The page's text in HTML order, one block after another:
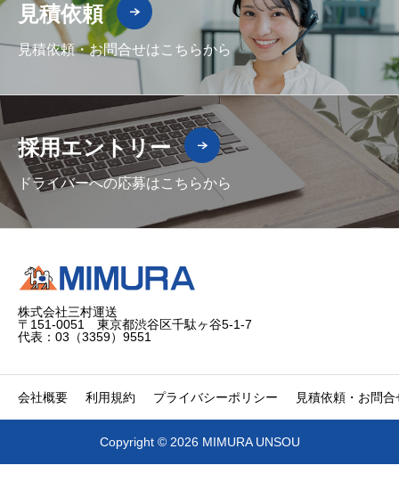
見積依頼
見積依頼・お問合せはこちらから
採用エントリー
ドライバーへの応募はこちらから
株式会社三村運送
〒151-0051 東京都渋谷区千駄ヶ谷5-1-7
代表：03（3359）9551
会社概要 利用規約 プライバシーポリシー 見積依頼・お問合
Copyright © 2026 MIMURA UNSOU